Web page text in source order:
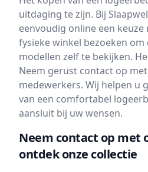
uitdaging te zijn. Bij
eenvoudig online een
fysieke winkel bezoeken om
modellen zelf te bekijken.
Neem gerust contact op
medewerkers. Wij helpen u
van een comfortabel
aansluit bij uw wensen.
Neem contact op met
ontdek onze collectie